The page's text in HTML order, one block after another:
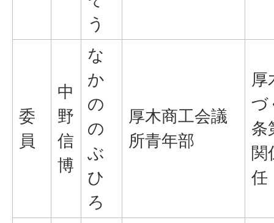
う
委
員
中
野
信
博
な
か
の
の
ぶ
ひ
ろ
厚木商工会議
所青年部
厚
づ
条
関
任